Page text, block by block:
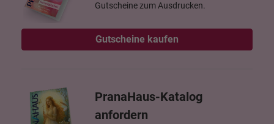
Gutscheine zum Ausdrucken.
Gutscheine kaufen
PranaHaus-Katalog
anfordern